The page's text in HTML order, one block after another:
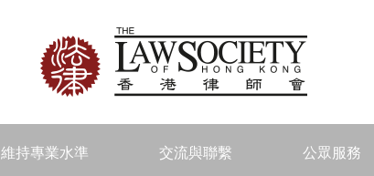
維持專業水準 交流與聯繫 公眾服務